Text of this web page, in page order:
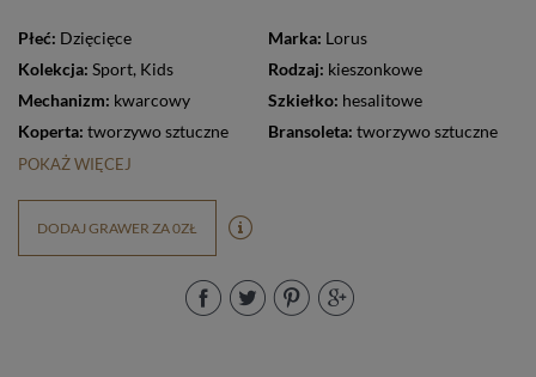
Płeć: Dzięcięce Marka: Lorus
Kolekcja: Sport, Kids Rodzaj: kieszonkowe
Mechanizm: kwarcowy Szkiełko: hesalitowe
Koperta: tworzywo sztuczne Bransoleta: tworzywo sztuczne
POKAŻ WIĘCEJ
DODAJ GRAWER ZA 0ZŁ